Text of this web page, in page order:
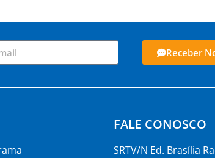
Receber
FALE CONOSCO
SRTV/N Ed. Brasília